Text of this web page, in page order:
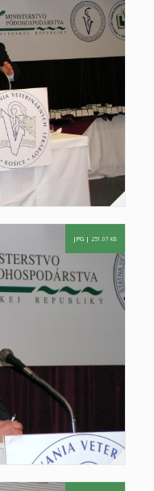
JPG | 251.07 KB